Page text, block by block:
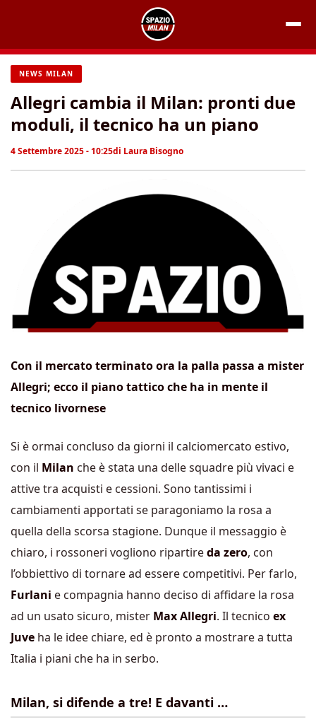
contenuto
NEWS MILAN
Allegri cambia il Milan: pronti due
moduli, il tecnico ha un piano
4 Settembre 2025 - 10:25di Laura Bisogno
Con il mercato terminato ora la palla passa a mister
Allegri; ecco il piano tattico che ha in mente il
tecnico livornese
Si è ormai concluso da giorni il calciomercato estivo,
con il Milan che è stata una delle squadre più vivaci e
attive tra acquisti e cessioni. Sono tantissimi i
cambiamenti apportati se paragoniamo la rosa a
quella della scorsa stagione. Dunque il messaggio è
chiaro, i rossoneri vogliono ripartireda zero, con
l’obbiettivo di tornare ad essere competitivi. Per farlo,
Furlani e compagnia hanno deciso di affidare la rosa
ad un usato sicuro, mister Max Allegri. Il tecnico ex
Juve ha le idee chiare, ed è pronto a mostrare a tutta
Italia i piani che ha in serbo.
Milan, si difende a tre! E davanti …